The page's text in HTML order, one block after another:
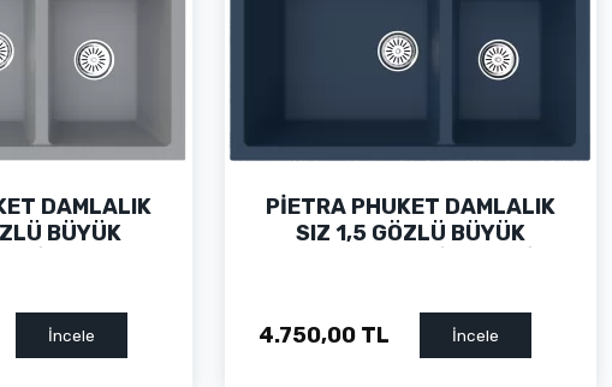
DAMLALIK
BÜYÜK
İncele
PİETRA PHUKET DAMLALIK
SIZ 1,5 GÖZLÜ BÜYÜK
4.750,00 TL
İncele